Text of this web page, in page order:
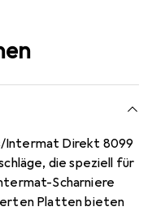
Intermat Direkt 8099
die speziell für
Scharniere
Platten bieten